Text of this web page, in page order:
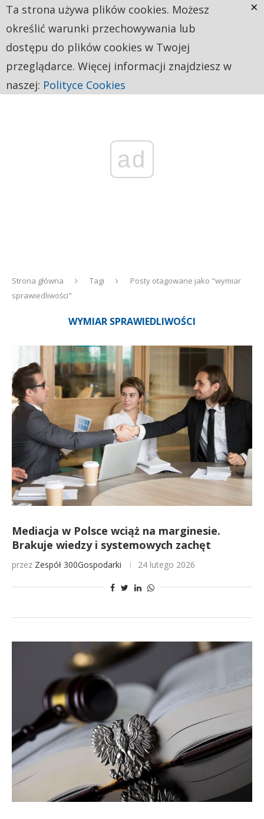
ad
Strona główna Tagi
Posty otagowane jako "wymiar
sprawiedliwości"
WYMIAR SPRAWIEDLIWOŚCI
Mediacja w Polsce wciąż na marginesie.
Brakuje wiedzy i systemowych zachęt
przez Zespół 300Gospodarki 24 lutego 2026
Ta strona używa plików cookies. Możesz
określić warunki przechowywania lub
dostępu do plików cookies w Twojej
przeglądarce. Więcej informacji znajdziesz w
naszej: Polityce Cookies
×